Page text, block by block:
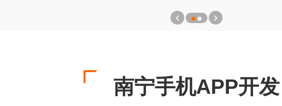
南宁手机APP开发